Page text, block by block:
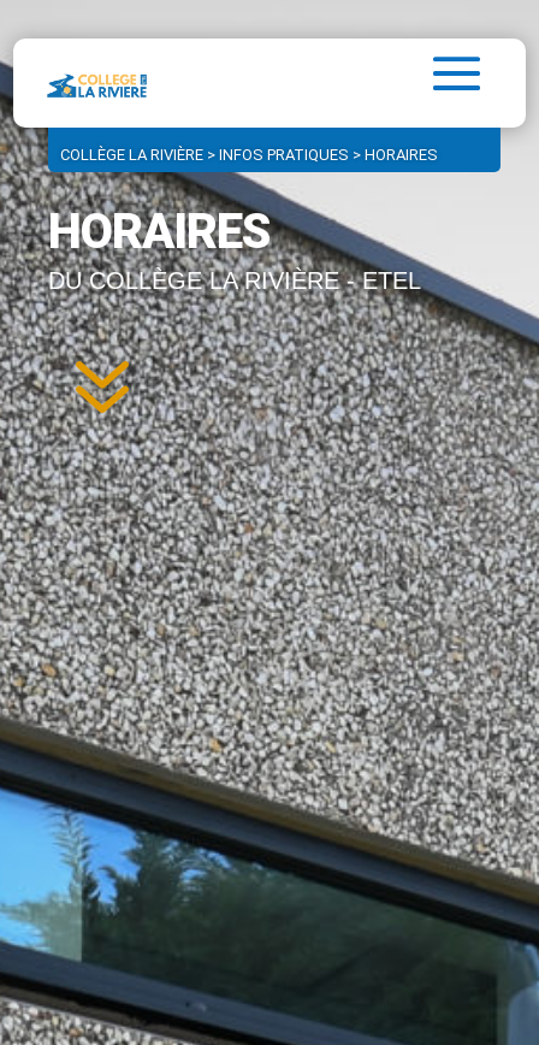
COLLÈGE LA RIVIÈRE > INFOS PRATIQUES > HORAIRES
HORAIRES
DU COLLÈGE LA RIVIÈRE - ETEL
7